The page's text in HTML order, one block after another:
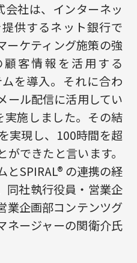
社は、インターネッ
供するネット銀行で
ーケティング施策の強
客情報を活用する
を導入。それに合わ
ール配信に活用してい
実施しました。その結
実現し、100時間を超
できたと言います。
とSPIRAL® の連携の経
同社執行役員・営業企
業企画部コンテンツグ
ネージャーの関衛介氏